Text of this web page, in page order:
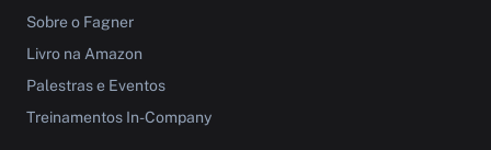
Sobre o Fagner
Livro na Amazon
Palestras e Eventos
Treinamentos In-Company